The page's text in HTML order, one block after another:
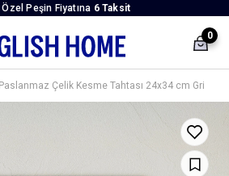
Özel Peşin Fiyatına 6 Taksit
0
Çelik Kesme Tahtası 24x34 cm Gri